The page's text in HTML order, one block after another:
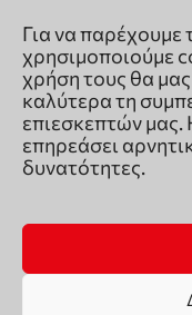
Για να παρέχουμε
χρησιμοποιούμε
χρήση τους θα
καλύτερα τη
επιεσκεπτών μας.
επηρεάσει
δυνατότητες.